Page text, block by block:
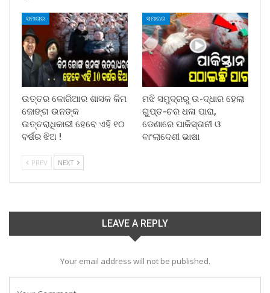
ସମାଚାର
ଉତ୍ତର କୋରିଆର ଶାସକ କିମ
ଜୋଙ୍ଗ ଉନଙ୍କ
ଉତ୍ତରାଧିକାରୀ ହେବେ ଏହି ୧୦
ବର୍ଷର ଝିଅ !
ସମାଚାର
ମଝି ସମୁଦ୍ରରୁ ଉ-ଦ୍ଧାର ହେଲା
ଗୁପ୍ତ-ଚର ଧଳା ପାରା,
ଡେଣାରେ ପାକିସ୍ତାନୀ ଓ
ବାଂଲାଦେଶୀ ଭାଷା
PREV NEXT
LEAVE A REPLY
Your email address will not be published.